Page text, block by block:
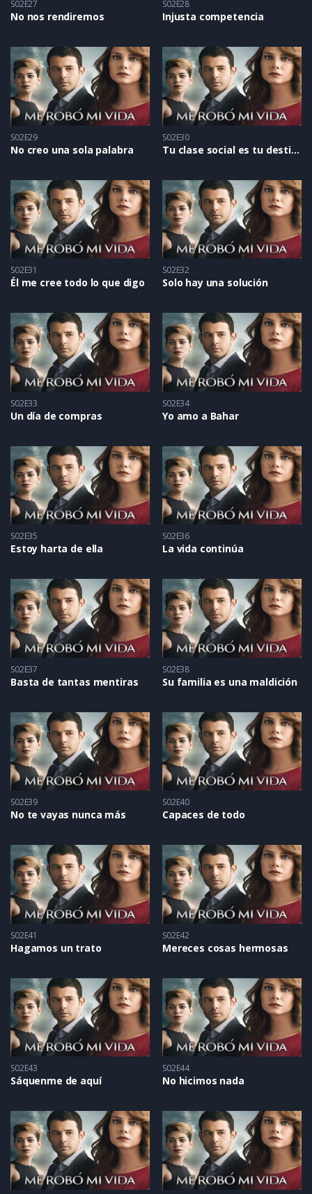
S02E27
No nos rendiremos
S02E28
Injusta competencia
S02E29
No creo una sola palabra
S02E30
Tu clase social es tu destino
S02E31
Él me cree todo lo que digo
S02E32
Solo hay una solución
S02E33
Un día de compras
S02E34
Yo amo a Bahar
S02E35
Estoy harta de ella
S02E36
La vida continúa
S02E37
Basta de tantas mentiras
S02E38
Su familia es una maldición
S02E39
No te vayas nunca más
S02E40
Capaces de todo
S02E41
Hagamos un trato
S02E42
Mereces cosas hermosas
S02E43
Sáquenme de aquí
S02E44
No hicimos nada